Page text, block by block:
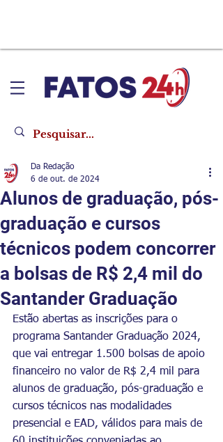
Alunos de graduação, pós-
graduação e cursos
técnicos podem concorrer
a bolsas de R$ 2,4 mil do
Santander Graduação
Da Redação
6 de out. de 2024
Estão abertas as inscrições para o
programa Santander Graduação 2024,
que vai entregar 1.500 bolsas de apoio
financeiro no valor de R$ 2,4 mil para
alunos de graduação, pós-graduação e
cursos técnicos nas modalidades
presencial e EAD, válidos para mais de